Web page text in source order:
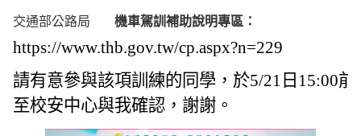
交通部公路局 機車駕訓補助說明專區：
https://www.thb.gov.tw/cp.aspx?n=229
請有意參與該項訓練的同學，於5/21日15:00前
至校安中心與我確認，謝謝。